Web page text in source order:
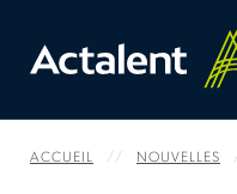
ACCUEIL NOUVELLES